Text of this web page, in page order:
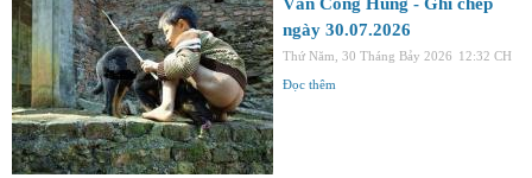
ngày 30.07.2026
Thứ Năm, 30 Tháng Bảy 2026 12:32 CH
Đọc thêm